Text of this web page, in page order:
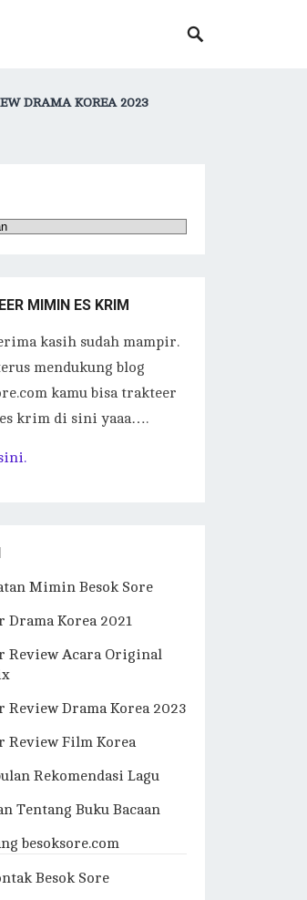
DRAMA KOREA 2023
MIMIN ES KRIM
kasih sudah mampir.
mendukung blog
kamu bisa trakteer
krim di sini yaaa….
Mimin Besok Sore
Drama Korea 2021
Review Acara Original
Review Drama Korea 2023
Review Film Korea
Rekomendasi Lagu
Tentang Buku Bacaan
besoksore.com
Besok Sore